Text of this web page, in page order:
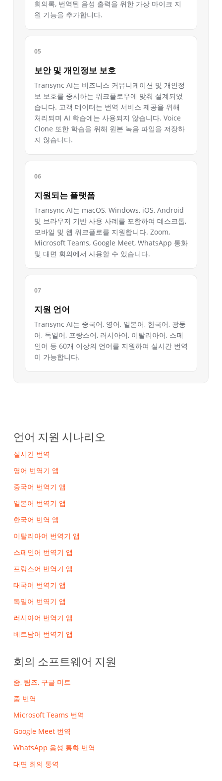
회의록, 번역된 음성 출력을 위한 가상 마이크 지
원 기능을 추가합니다.
보안 및 개인정보 보호
Transync AI는 비즈니스 커뮤니케이션 및 개인정
보 보호를 중시하는 워크플로우에 맞춰 설계되었
습니다. 고객 데이터는 번역 서비스 제공을 위해
처리되며 AI 학습에는 사용되지 않습니다. Voice
Clone 또한 학습을 위해 원본 녹음 파일을 저장하
지 않습니다.
지원되는 플랫폼
Transync AI는 macOS, Windows, iOS, Android
및 브라우저 기반 사용 사례를 포함하여 데스크톱,
모바일 및 웹 워크플로를 지원합니다. Zoom,
Microsoft Teams, Google Meet, WhatsApp 통화
및 대면 회의에서 사용할 수 있습니다.
지원 언어
Transync AI는 중국어, 영어, 일본어, 한국어, 광둥
어, 독일어, 프랑스어, 러시아어, 이탈리아어, 스페
인어 등 60개 이상의 언어를 지원하여 실시간 번역
이 가능합니다.
언어 지원 시나리오
실시간 번역
영어 번역기 앱
중국어 번역기 앱
일본어 번역기 앱
한국어 번역 앱
이탈리아어 번역기 앱
스페인어 번역기 앱
프랑스어 번역기 앱
태국어 번역기 앱
독일어 번역기 앱
러시아어 번역기 앱
베트남어 번역기 앱
회의 소프트웨어 지원
줌, 팀즈, 구글 미트
줌 번역
Microsoft Teams 번역
Google Meet 번역
WhatsApp 음성 통화 번역
대면 회의 통역